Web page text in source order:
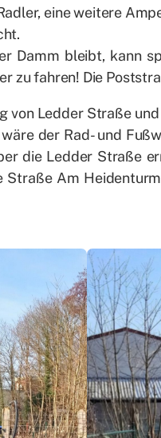
eine wei­te­re
Damm bleibt, kann
zu fah­ren! Die
von Led­der Stra­ße
der Rad- und
die Led­der Stra­ße
Stra­ße Am